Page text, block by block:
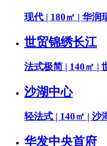
现代 | 180㎡ | 华润
世贸锦绣长江
法式极简 | 140㎡ |
沙湖中心
轻法式 | 140㎡ | 沙
华发中央首府